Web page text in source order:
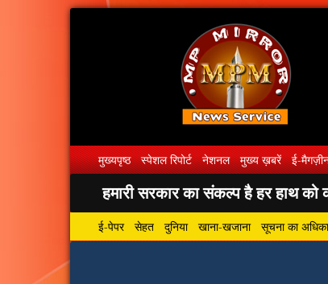
मुख्यपृष्ठ स्पेशल रिपोर्ट नेशनल मुख्य ख़बरें ई-
हमारी सरकार का संकल्प है हर हाथ को
ई-पेपर सेहत दुनिया खाना-खजाना सूचना का